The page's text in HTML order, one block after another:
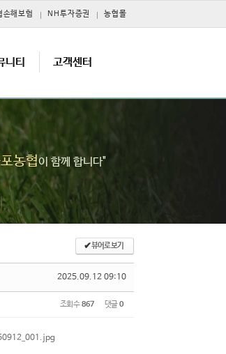
손해보험 NH투자증권 농협몰
니티 고객센터
농협이 함께 합니다"
✔뷰어로 보기
2025.09.12 09:10
조회 수867 댓글0